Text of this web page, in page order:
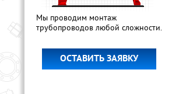
Мы проводим монтаж
трубопроводов любой сложности.
ОСТАВИТЬ ЗАЯВКУ